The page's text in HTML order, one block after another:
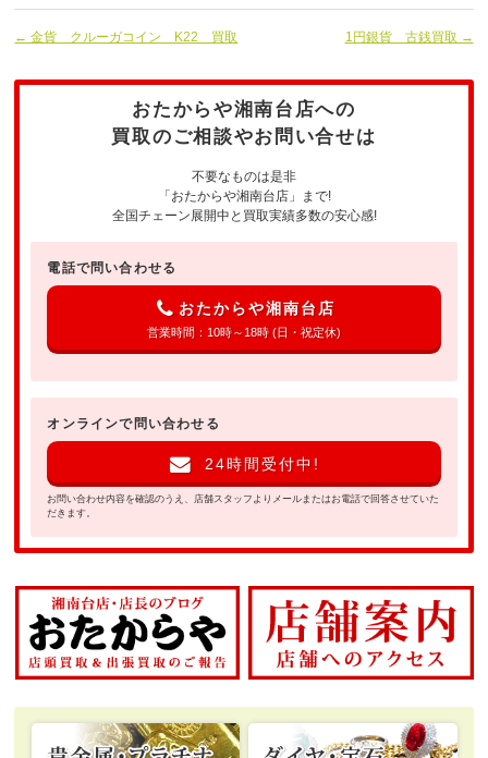
← 金貨 クルーガコイン K22 買取 1円銀貨 古銭買取 →
おたからや湘南台店への
買取のご相談やお問い合せは
不要なものは是非
「おたからや湘南台店」まで!
全国チェーン展開中と買取実績多数の安心感!
電話で問い合わせる
おたからや湘南台店
営業時間：10時～18時 (日・祝定休)
オンラインで問い合わせる
24時間受付中!
お問い合わせ内容を確認のうえ、店舗スタッフよりメールまたはお電話で回答させていた
だきます。